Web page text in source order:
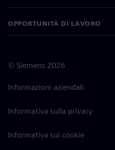
OPPORTUNITÀ DI LAVORO
© Siemens 2026
Informazioni aziendali
Informativa sulla privacy
Informativa sui cookie